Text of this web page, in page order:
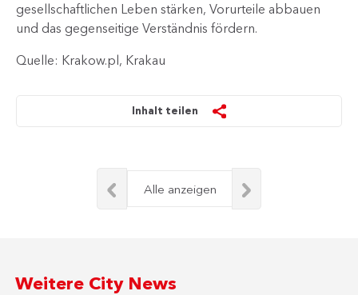
gesellschaftlichen Leben stärken, Vorurteile abbauen
und das gegenseitige Verständnis fördern.
Quelle: Krakow.pl, Krakau
Inhalt teilen
Alle anzeigen
Weitere City News